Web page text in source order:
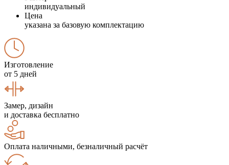
индивидуальный
Цена
указана за базовую комплектацию
Изготовление
от 5 дней
Замер, дизайн
и доставка бесплатно
Оплата наличными, безналичный расчёт